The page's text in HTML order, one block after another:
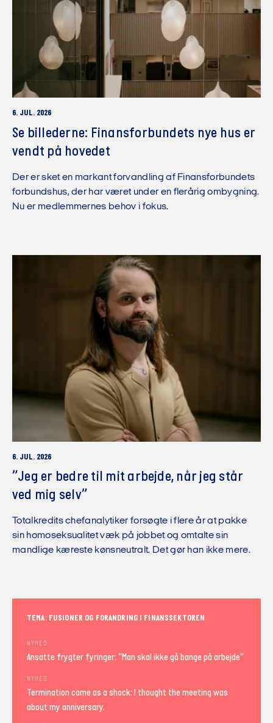
6. JUL. 2026
Se billederne: Finansforbundets nye hus er
vendt på hovedet
Der er sket en markant forvandling af Finansforbundets
forbundshus, der har været under en flerårig ombygning.
Nu er medlemmernes behov i fokus.
6. JUL. 2026
”Jeg er bedre til mit arbejde, når jeg står
ved mig selv”
Totalkredits chefanalytiker forsøgte i flere år at pakke
sin homoseksualitet væk på jobbet og omtalte sin
mandlige kæreste kønsneutralt. Det gør han ikke mere.
TEMA: FUSIONER OG FORANDRING I FINANSSEKTOREN
NYHED
Ansatte frygter fyringer: “Man skal ikke gå bange på arbejde”
NYHED
Termination came as a shock: I thought the meeting was
about my anniversary.